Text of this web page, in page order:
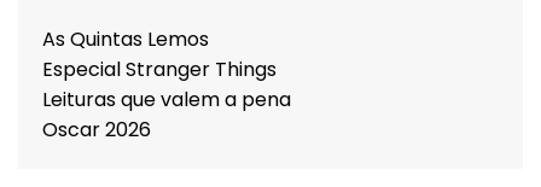
As Quintas Lemos
Especial Stranger Things
Leituras que valem a pena
Oscar 2026